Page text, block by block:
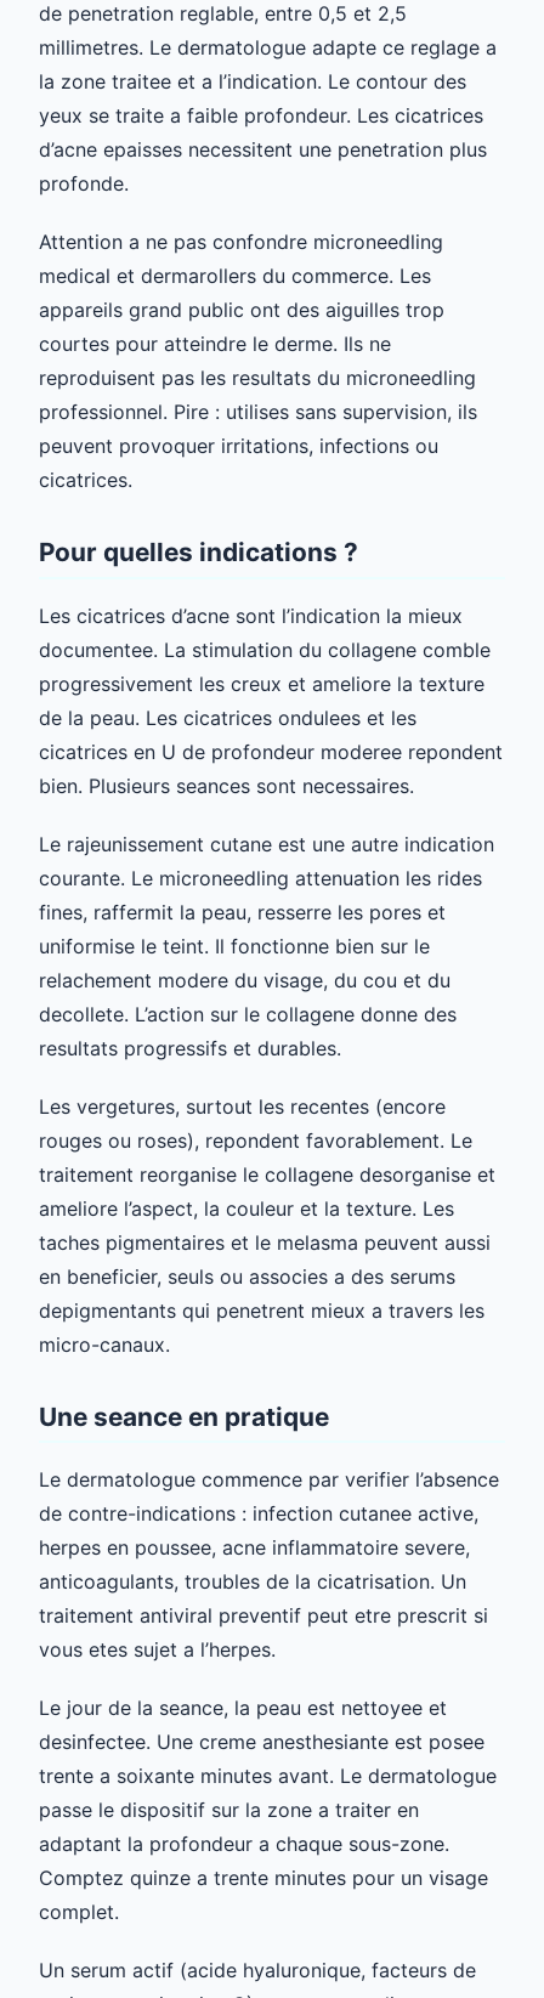
de penetration reglable, entre 0,5 et 2,5
millimetres. Le dermatologue adapte ce reglage a
la zone traitee et a l’indication. Le contour des
yeux se traite a faible profondeur. Les cicatrices
d’acne epaisses necessitent une penetration plus
profonde.
Attention a ne pas confondre microneedling
medical et dermarollers du commerce. Les
appareils grand public ont des aiguilles trop
courtes pour atteindre le derme. Ils ne
reproduisent pas les resultats du microneedling
professionnel. Pire : utilises sans supervision, ils
peuvent provoquer irritations, infections ou
cicatrices.
Pour quelles indications ?
Les cicatrices d’acne sont l’indication la mieux
documentee. La stimulation du collagene comble
progressivement les creux et ameliore la texture
de la peau. Les cicatrices ondulees et les
cicatrices en U de profondeur moderee repondent
bien. Plusieurs seances sont necessaires.
Le rajeunissement cutane est une autre indication
courante. Le microneedling attenuation les rides
fines, raffermit la peau, resserre les pores et
uniformise le teint. Il fonctionne bien sur le
relachement modere du visage, du cou et du
decollete. L’action sur le collagene donne des
resultats progressifs et durables.
Les vergetures, surtout les recentes (encore
rouges ou roses), repondent favorablement. Le
traitement reorganise le collagene desorganise et
ameliore l’aspect, la couleur et la texture. Les
taches pigmentaires et le melasma peuvent aussi
en beneficier, seuls ou associes a des serums
depigmentants qui penetrent mieux a travers les
micro-canaux.
Une seance en pratique
Le dermatologue commence par verifier l’absence
de contre-indications : infection cutanee active,
herpes en poussee, acne inflammatoire severe,
anticoagulants, troubles de la cicatrisation. Un
traitement antiviral preventif peut etre prescrit si
vous etes sujet a l’herpes.
Le jour de la seance, la peau est nettoyee et
desinfectee. Une creme anesthesiante est posee
trente a soixante minutes avant. Le dermatologue
passe le dispositif sur la zone a traiter en
adaptant la profondeur a chaque sous-zone.
Comptez quinze a trente minutes pour un visage
complet.
Un serum actif (acide hyaluronique, facteurs de